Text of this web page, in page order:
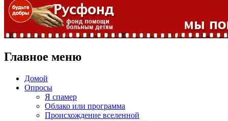
Главное меню
Домой
Опросы
Я спамер
Облако или программа
Происхождение вселенной